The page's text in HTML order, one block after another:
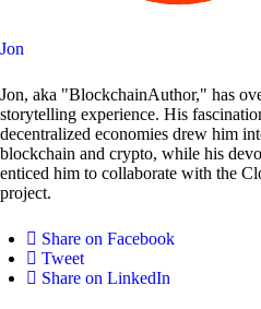
Jon
Jon, aka "BlockchainAuthor," has
storytelling experience. His
decentralized economies drew him
blockchain and crypto, while his
enticed him to collaborate with the
project.
Share on Facebook
Tweet
Share on LinkedIn